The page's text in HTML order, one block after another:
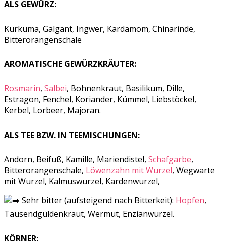
ALS GEWÜRZ:
Kurkuma, Galgant, Ingwer, Kardamom, Chinarinde,
Bitterorangenschale
AROMATISCHE GEWÜRZKRÄUTER:
Rosmarin, Salbei, Bohnenkraut, Basilikum, Dille,
Estragon, Fenchel, Koriander, Kümmel, Liebstöckel,
Kerbel, Lorbeer, Majoran.
ALS TEE BZW. IN TEEMISCHUNGEN:
Andorn, Beifuß, Kamille, Mariendistel, Schafgarbe,
Bitterorangenschale, Löwenzahn mit Wurzel, Wegwarte
mit Wurzel, Kalmuswurzel, Kardenwurzel,
Sehr bitter (aufsteigend nach Bitterkeit): Hopfen,
Tausendgüldenkraut, Wermut, Enzianwurzel.
KÖRNER: